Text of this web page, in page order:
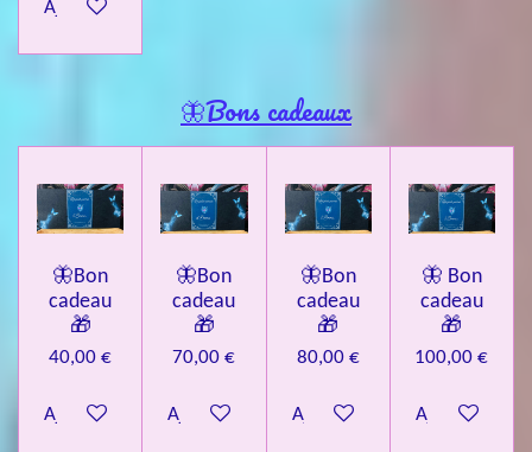
Ajouter au panier
🦋Bons cadeaux
🦋Bon
cadeau
🎁
40,00 €
Ajouter au panier
🦋Bon
cadeau
🎁
70,00 €
Ajouter au panier
🦋Bon
cadeau
🎁
80,00 €
Ajouter au panier
🦋 Bon
cadeau
🎁
100,00 €
Ajouter au